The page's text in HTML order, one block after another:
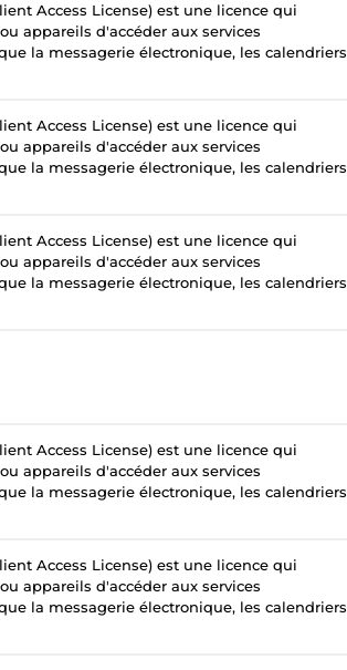
Access License) est une licence qui
appareils d'accéder aux services
la messagerie électronique, les calendriers
Access License) est une licence qui
appareils d'accéder aux services
la messagerie électronique, les calendriers
Access License) est une licence qui
appareils d'accéder aux services
la messagerie électronique, les calendriers
Access License) est une licence qui
appareils d'accéder aux services
la messagerie électronique, les calendriers
Access License) est une licence qui
appareils d'accéder aux services
la messagerie électronique, les calendriers